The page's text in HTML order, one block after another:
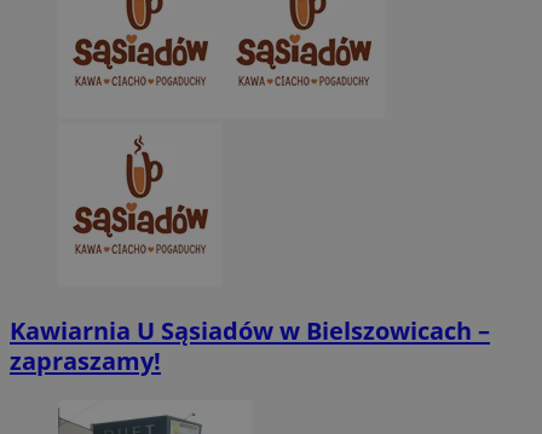
Kawiarnia U Sąsiadów w Bielszowicach –
zapraszamy!
Nazwa
SessID
zabrze.com.pl
MvSessID